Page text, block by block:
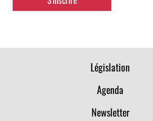
Législation
Agenda
Newsletter